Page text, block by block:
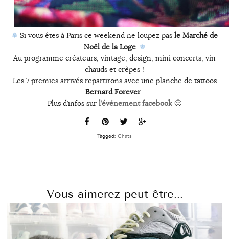
❅ Si vous êtes à Paris ce weekend ne loupez pas le Marché de
Noël de la Loge. ❅
Au programme créateurs, vintage, design, mini concerts, vin
chauds et crêpes !
Les 7 premies arrivés repartirons avec une planche de tattoos
Bernard Forever..
Plus d’infos sur l’événement facebook 🙂
Tagged: Chats
Vous aimerez peut-être...